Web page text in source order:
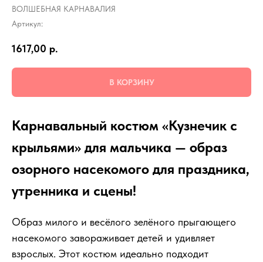
ВОЛШЕБНАЯ КАРНАВАЛИЯ
Артикул:
1617,00 р.
В КОРЗИНУ
Карнавальный костюм «Кузнечик с
крыльями» для мальчика — образ
озорного насекомого для праздника,
утренника и сцены!
Образ милого и весёлого зелёного прыгающего
насекомого завораживает детей и удивляет
взрослых. Этот костюм идеально подходит